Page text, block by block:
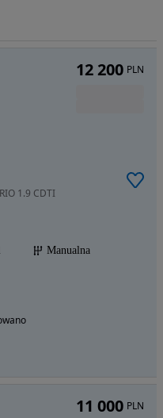
1.9 CDTI
Manualna
12 200 PLN
11 000 PLN